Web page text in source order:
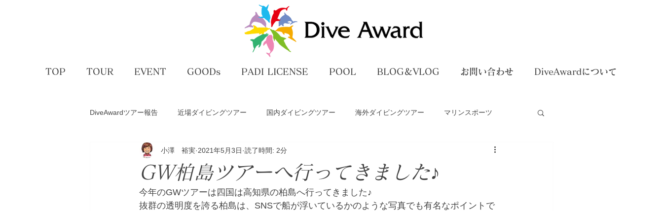
TOP TOUR EVENT GOODs PADI LICENSE POOL BLOG＆VLOG お問い合わせ DiveAwardについて
DiveAwardツアー報告 近場ダイビングツアー 国内ダイビングツアー 海外ダイビングツアー マリンスポーツ
アクティビティー ゴルフコンペ ダイビングライセンス講習
スキー＆スノボ 体験ダイビング
GW柏島ツアーへ行ってきました♪
小澤 裕実 2021年5月3日 読了時間: 2分
今年のGWツアーは四国は高知県の柏島へ行ってきました♪
抜群の透明度を誇る柏島は、SNSで船が浮いているかのような写真でも有名なポイントで